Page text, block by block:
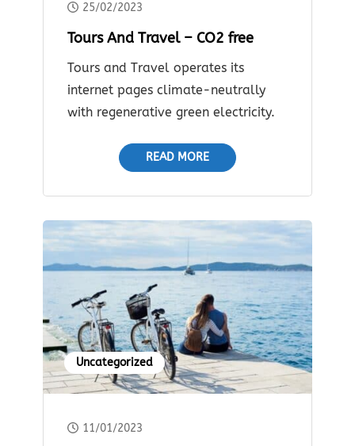
25/02/2023
Tours And Travel – CO2 free
Tours and Travel operates its
internet pages climate-neutrally
with regenerative green electricity.
READ MORE
Uncategorized
11/01/2023